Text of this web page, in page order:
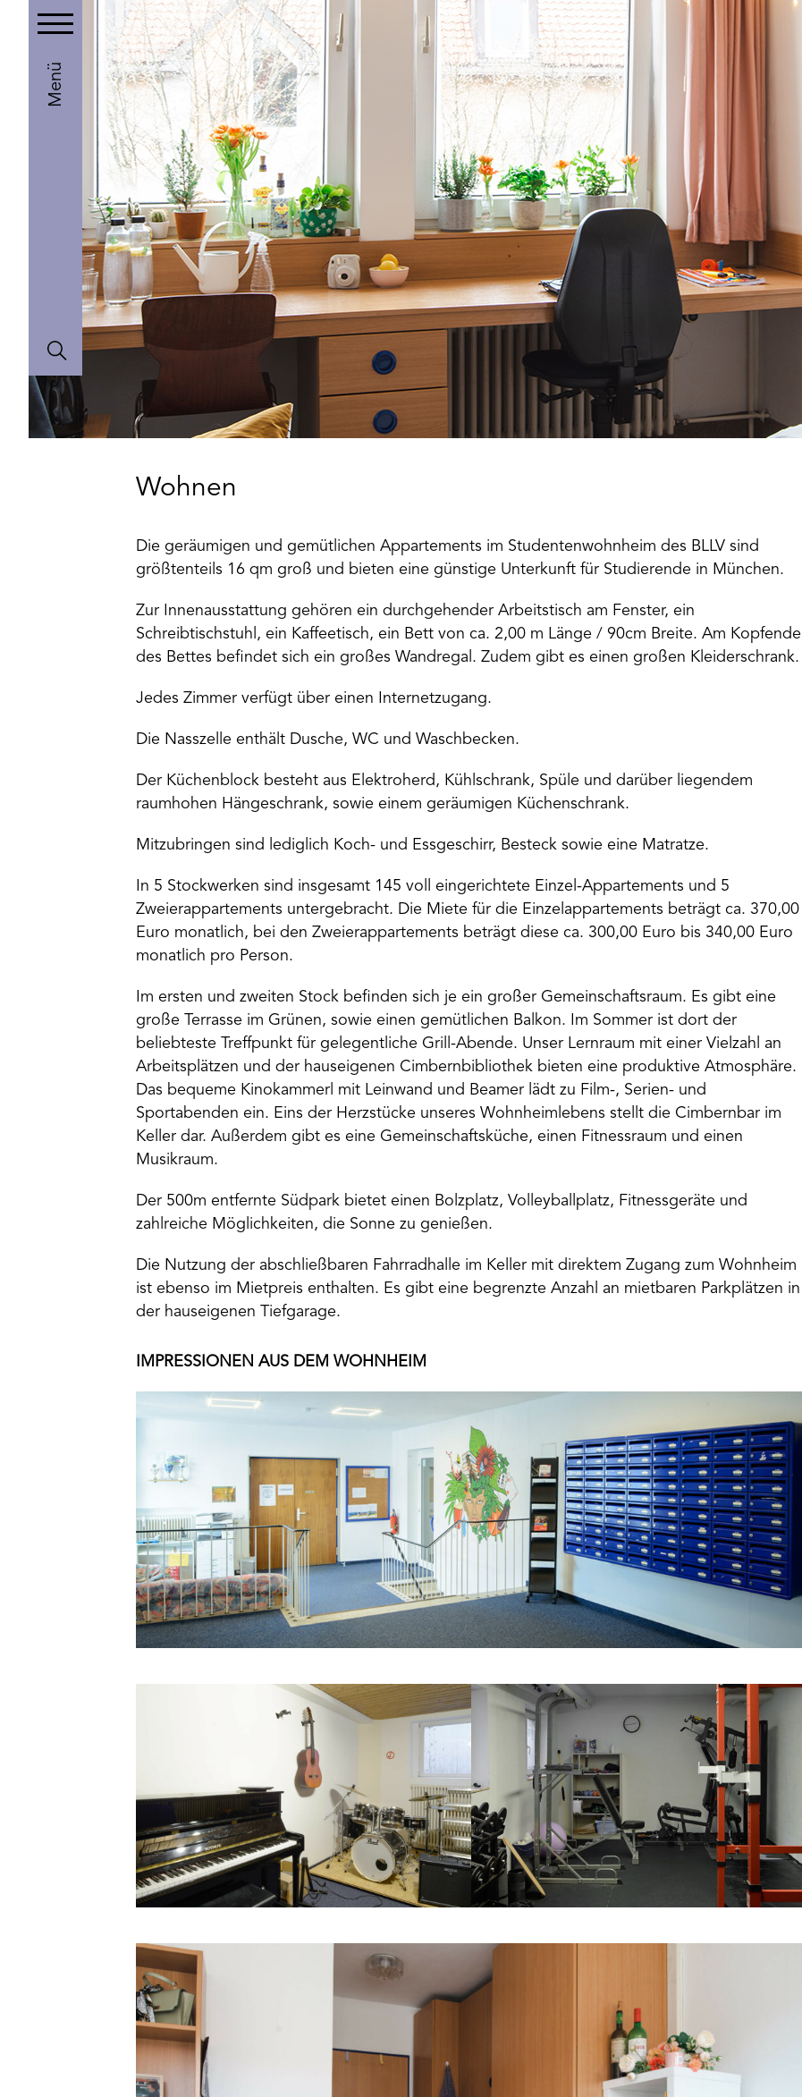
Toggle main menu visibility
Menü
Wohnen
Die geräumigen und gemütlichen Appartements im Studentenwohnheim des BLLV sind
größtenteils 16 qm groß und bieten eine günstige Unterkunft für Studierende in München.
Zur Innenausstattung gehören ein durchgehender Arbeitstisch am Fenster, ein
Schreibtischstuhl, ein Kaffeetisch, ein Bett von ca. 2,00 m Länge / 90cm Breite. Am Kopfende
des Bettes befindet sich ein großes Wandregal. Zudem gibt es einen großen Kleiderschrank.
Jedes Zimmer verfügt über einen Internetzugang.
Die Nasszelle enthält Dusche, WC und Waschbecken.
Der Küchenblock besteht aus Elektroherd, Kühlschrank, Spüle und darüber liegendem
raumhohen Hängeschrank, sowie einem geräumigen Küchenschrank.
Mitzubringen sind lediglich Koch- und Essgeschirr, Besteck sowie eine Matratze.
In 5 Stockwerken sind insgesamt 145 voll eingerichtete Einzel-Appartements und 5
Zweierappartements untergebracht. Die Miete für die Einzelappartements beträgt ca. 370,00
Euro monatlich, bei den Zweierappartements beträgt diese ca. 300,00 Euro bis 340,00 Euro
monatlich pro Person.
Im ersten und zweiten Stock befinden sich je ein großer Gemeinschaftsraum. Es gibt eine
große Terrasse im Grünen, sowie einen gemütlichen Balkon. Im Sommer ist dort der
beliebteste Treffpunkt für gelegentliche Grill-Abende. Unser Lernraum mit einer Vielzahl an
Arbeitsplätzen und der hauseigenen Cimbernbibliothek bieten eine produktive Atmosphäre.
Das bequeme Kinokammerl mit Leinwand und Beamer lädt zu Film-, Serien- und
Sportabenden ein. Eins der Herzstücke unseres Wohnheimlebens stellt die Cimbernbar im
Keller dar. Außerdem gibt es eine Gemeinschaftsküche, einen Fitnessraum und einen
Musikraum.
Der 500m entfernte Südpark bietet einen Bolzplatz, Volleyballplatz, Fitnessgeräte und
zahlreiche Möglichkeiten, die Sonne zu genießen.
Die Nutzung der abschließbaren Fahrradhalle im Keller mit direktem Zugang zum Wohnheim
ist ebenso im Mietpreis enthalten. Es gibt eine begrenzte Anzahl an mietbaren Parkplätzen in
der hauseigenen Tiefgarage.
IMPRESSIONEN AUS DEM WOHNHEIM